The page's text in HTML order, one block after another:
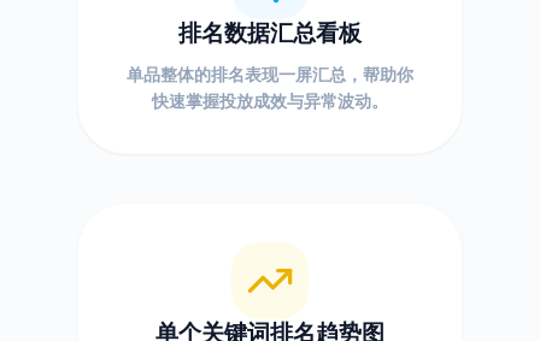
排名数据汇总看板
单品整体的排名表现一屏汇总，帮助你
快速掌握投放成效与异常波动。
单个关键词排名趋势图